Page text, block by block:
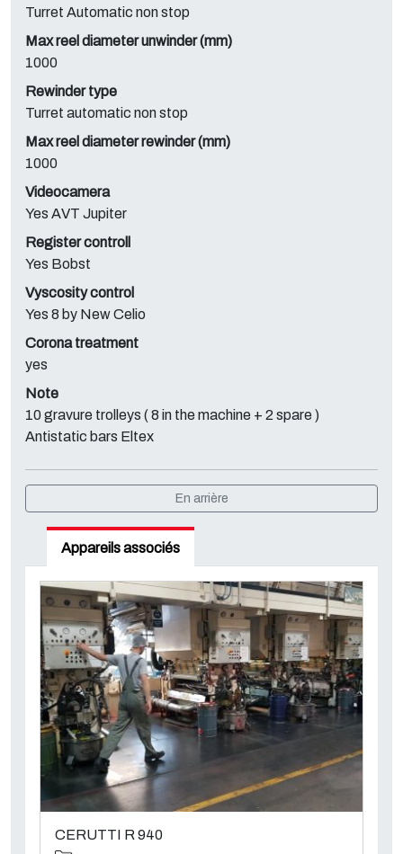
Turret Automatic non stop
Max reel diameter unwinder (mm)
1000
Rewinder type
Turret automatic non stop
Max reel diameter rewinder (mm)
1000
Videocamera
Yes AVT Jupiter
Register controll
Yes Bobst
Vyscosity control
Yes 8 by New Celio
Corona treatment
yes
Note
10 gravure trolleys ( 8 in the machine + 2 spare )
Antistatic bars Eltex
En arrière
Appareils associés
CERUTTI R 940